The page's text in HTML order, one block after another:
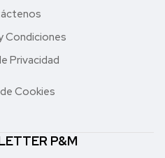
Condiciones
Privacidad
Cookies
P&M